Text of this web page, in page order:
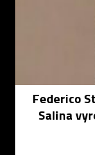
Federico
Salina